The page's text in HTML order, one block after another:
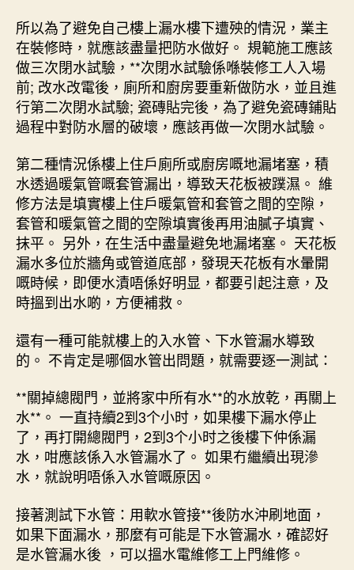
所以為了避免自己樓上漏水樓下遭殃的情況，業主
在裝修時，就應該盡量把防水做好。 規範施工應該
做三次閉水試驗，**次閉水試驗係喺裝修工人入場
前; 改水改電後，廁所和廚房要重新做防水，並且進
行第二次閉水試驗; 瓷磚貼完後，為了避免瓷磚鋪貼
過程中對防水層的破壞，應該再做一次閉水試驗。
第二種情況係樓上住戶廁所或廚房嘅地漏堵塞，積
水透過暖氣管嘅套管漏出，導致天花板被蹼濕。 維
修方法是填實樓上住戶暖氣管和套管之間的空隙，
套管和暖氣管之間的空隙填實後再用油膩子填實、
抹平。 另外，在生活中盡量避免地漏堵塞。 天花板
漏水多位於牆角或管道底部，發現天花板有水暈開
嘅時候，即便水漬唔係好明显，都要引起注意，及
時搵到出水啲，方便補救。
還有一種可能就樓上的入水管、下水管漏水導致
的。 不肯定是哪個水管出問題，就需要逐一測試：
**關掉總閥門，並將家中所有水**的水放乾，再關上
水**。 一直持續2到3个小时，如果樓下漏水停止
了，再打開總閥門，2到3个小时之後樓下仲係漏
水，咁應該係入水管漏水了。 如果冇繼續出現滲
水，就說明唔係入水管嘅原因。
接著測試下水管：用軟水管接**後防水沖刷地面，
如果下面漏水，那麼有可能是下水管漏水，確認好
是水管漏水後 ，可以搵水電維修工上門維修。